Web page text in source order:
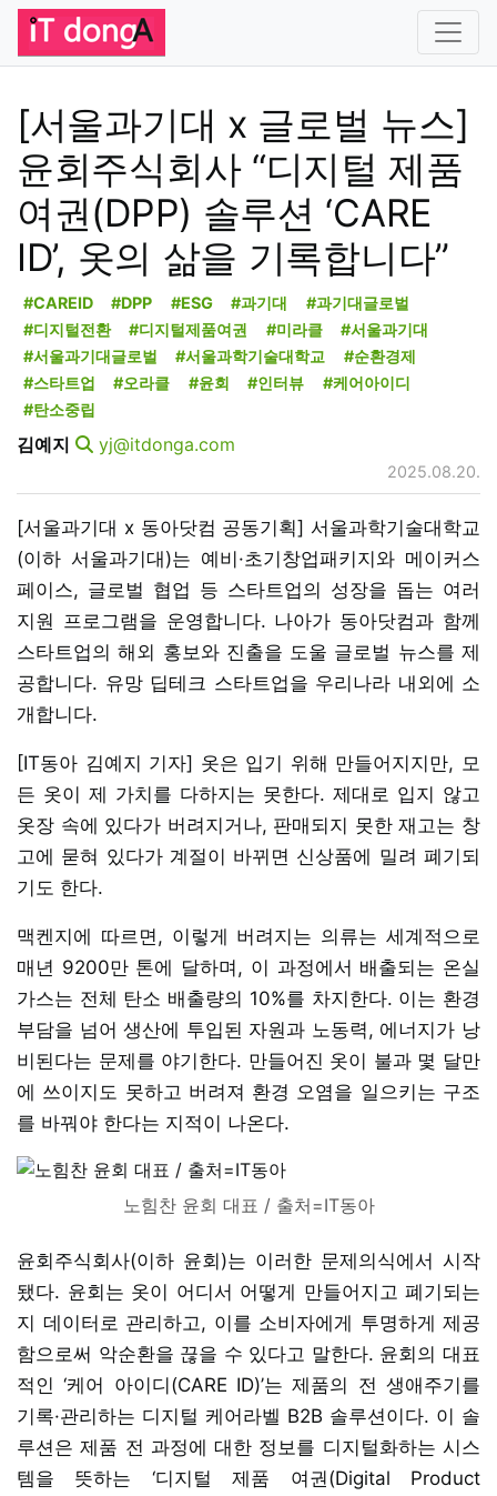
[서울과기대 x 글로벌 뉴스]
윤회주식회사 “디지털 제품
여권(DPP) 솔루션 ‘CARE
ID’, 옷의 삶을 기록합니다”
#CAREID #DPP #ESG #과기대
#과기대글로벌
#디지털전환
#디지털제품여권 #미라클
#서울과기대
#서울과기대글로벌
#서울과학기술대학교
#순환경제
#스타트업
#오라클 #윤회 #인터뷰
#케어아이디
#탄소중립
김예지 yj@itdonga.com
2025.08.20.
[서울과기대 x 동아닷컴 공동기획] 서울과학기술대학교
(이하 서울과기대)는 예비·초기창업패키지와 메이커스
페이스, 글로벌 협업 등 스타트업의 성장을 돕는 여러
지원 프로그램을 운영합니다. 나아가 동아닷컴과 함께
스타트업의 해외 홍보와 진출을 도울 글로벌 뉴스를 제
공합니다. 유망 딥테크 스타트업을 우리나라 내외에 소
개합니다.
[IT동아 김예지 기자] 옷은 입기 위해 만들어지지만, 모
든 옷이 제 가치를 다하지는 못한다. 제대로 입지 않고
옷장 속에 있다가 버려지거나, 판매되지 못한 재고는 창
고에 묻혀 있다가 계절이 바뀌면 신상품에 밀려 폐기되
기도 한다.
맥켄지에 따르면, 이렇게 버려지는 의류는 세계적으로
매년 9200만 톤에 달하며, 이 과정에서 배출되는 온실
가스는 전체 탄소 배출량의 10%를 차지한다. 이는 환경
부담을 넘어 생산에 투입된 자원과 노동력, 에너지가 낭
비된다는 문제를 야기한다. 만들어진 옷이 불과 몇 달만
에 쓰이지도 못하고 버려져 환경 오염을 일으키는 구조
를 바꿔야 한다는 지적이 나온다.
노힘찬 윤회 대표 / 출처=IT동아
윤회주식회사(이하 윤회)는 이러한 문제의식에서 시작
됐다. 윤회는 옷이 어디서 어떻게 만들어지고 폐기되는
지 데이터로 관리하고, 이를 소비자에게 투명하게 제공
함으로써 악순환을 끊을 수 있다고 말한다. 윤회의 대표
적인 ‘케어 아이디(CARE ID)’는 제품의 전 생애주기를
기록·관리하는 디지털 케어라벨 B2B 솔루션이다. 이 솔
루션은 제품 전 과정에 대한 정보를 디지털화하는 시스
템을 뜻하는 ‘디지털 제품 여권(Digital Product